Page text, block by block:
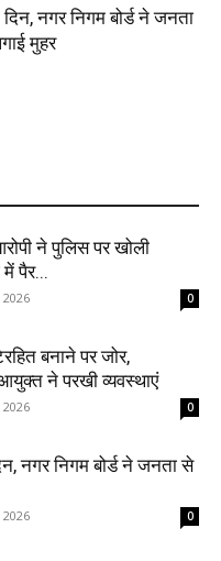
दिन, नगर निगम बोर्ड ने जनता
मुहर
ने पुलिस पर खोली
में पैर...
0
बनाने पर जोर,
ने परखी व्यवस्थाएं
0
नगर निगम बोर्ड ने जनता से
0